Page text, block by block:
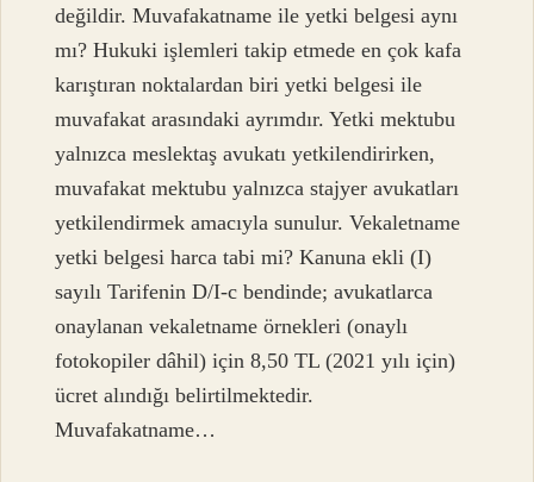
değildir. Muvafakatname ile yetki belgesi aynı
mı? Hukuki işlemleri takip etmede en çok kafa
karıştıran noktalardan biri yetki belgesi ile
muvafakat arasındaki ayrımdır. Yetki mektubu
yalnızca meslektaş avukatı yetkilendirirken,
muvafakat mektubu yalnızca stajyer avukatları
yetkilendirmek amacıyla sunulur. Vekaletname
yetki belgesi harca tabi mi? Kanuna ekli (I)
sayılı Tarifenin D/I-c bendinde; avukatlarca
onaylanan vekaletname örnekleri (onaylı
fotokopiler dâhil) için 8,50 TL (2021 yılı için)
ücret alındığı belirtilmektedir.
Muvafakatname…